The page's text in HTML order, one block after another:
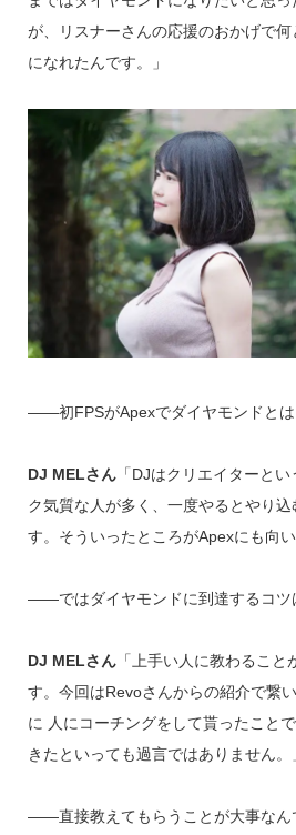
が、リスナーさんの応援のおかげで
になれたんです。」
――初FPSがApexでダイヤモンドとは
DJ MELさん「DJはクリエイターと
ク気質な人が多く、一度やるとやり
す。そういったところがApexにも向
――ではダイヤモンドに到達するコツ
DJ MELさん「上手い人に教わること
す。今回はRevoさんからの紹介で繋
に 人にコーチングをして貰ったこと
きたといっても過言ではありません。
――直接教えてもらうことが大事なん